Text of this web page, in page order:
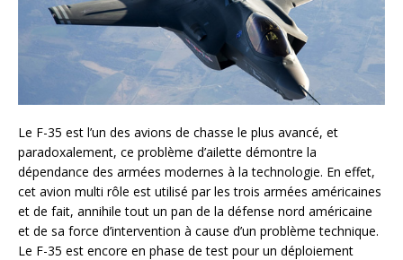
Le F-35 est l’un des avions de chasse le plus avancé, et
paradoxalement, ce problème d’ailette démontre la
dépendance des armées modernes à la technologie. En effet,
cet avion multi rôle est utilisé par les trois armées américaines
et de fait, annihile tout un pan de la défense nord américaine
et de sa force d’intervention à cause d’un problème technique.
Le F-35 est encore en phase de test pour un déploiement